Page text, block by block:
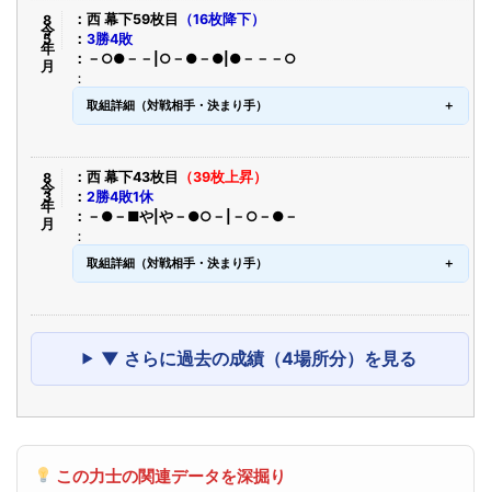
令8年5月 西 幕下59枚目
（16枚降下）
3勝4敗
－○●－－|○－●－●|●－－－○
取組詳細（対戦相手・決まり手）
令8年3月 西 幕下43枚目
（39枚上昇）
2勝4敗1休
－●－■や|や－●○－|－○－●－
取組詳細（対戦相手・決まり手）
▼ さらに過去の成績（4場所分）を見る
この力士の関連データを深掘り